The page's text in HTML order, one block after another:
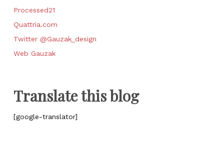
Processed21
Quattria.com
Twitter @Gauzak_design
Web Gauzak
Translate this blog
[google-translator]